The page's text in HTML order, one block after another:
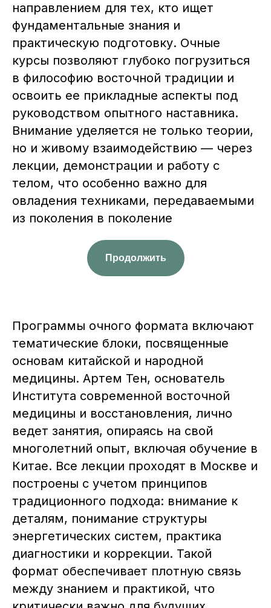
направлением для тех, кто ищет
фундаментальные знания и
практическую подготовку. Очные
курсы позволяют глубоко погрузиться
в философию восточной традиции и
освоить ее прикладные аспекты под
руководством опытного наставника.
Внимание уделяется не только теории,
но и живому взаимодействию — через
лекции, демонстрации и работу с
телом, что особенно важно для
овладения техниками, передаваемыми
из поколения в поколение
Продолжить
Программы очного формата включают
тематические блоки, посвященные
основам китайской и народной
медицины. Артем Тен, основатель
Института современной восточной
медицины и восстановления, лично
ведет занятия, опираясь на свой
многолетний опыт, включая обучение в
Китае. Все лекции проходят в Москве и
построены с учетом принципов
традиционного подхода: внимание к
деталям, понимание структуры
энергетических систем, практика
диагностики и коррекции. Такой
формат обеспечивает плотную связь
между знанием и практикой, что